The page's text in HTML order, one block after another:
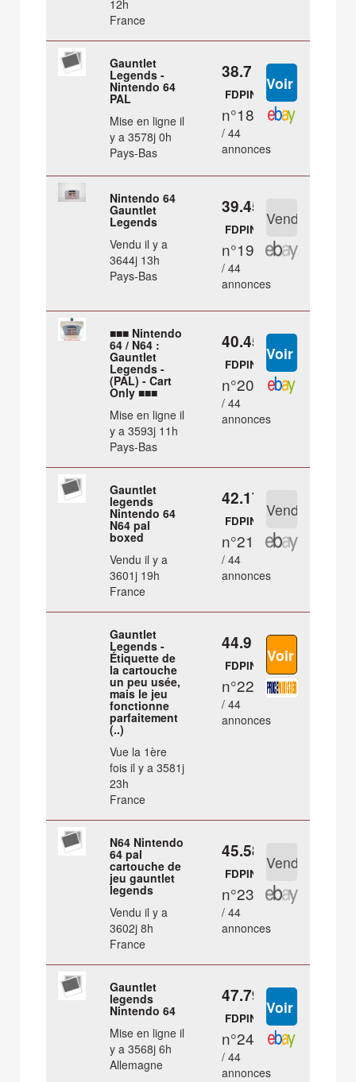
12h
France
Gauntlet
Legends -
Nintendo 64
PAL
Mise en ligne il
y a 3578j 0h
Pays-Bas
38.7 €
FDPIN
n°18
/ 44
annonces
Nintendo 64
Gauntlet
Legends
Vendu il y a
3644j 13h
Pays-Bas
39.45 €
FDPIN
n°19
/ 44
annonces
■■■ Nintendo
64 / N64 :
Gauntlet
Legends -
(PAL) - Cart
Only ■■■
Mise en ligne il
y a 3593j 11h
Pays-Bas
40.45 €
FDPIN
n°20
/ 44
annonces
Gauntlet
legends
Nintendo 64
N64 pal
boxed
Vendu il y a
3601j 19h
France
42.17 €
FDPIN
n°21
/ 44
annonces
Gauntlet
Legends -
Étiquette de
la cartouche
un peu usée,
mais le jeu
fonctionne
parfaitement
(..)
Vue la 1ère
fois il y a 3581j
23h
France
44.9 €
FDPIN
n°22
/ 44
annonces
N64 Nintendo
64 pal
cartouche de
jeu gauntlet
legends
Vendu il y a
3602j 8h
France
45.58 €
FDPIN
n°23
/ 44
annonces
Gauntlet
legends
Nintendo 64
Mise en ligne il
y a 3568j 6h
Allemagne
47.79 €
FDPIN
n°24
/ 44
annonces